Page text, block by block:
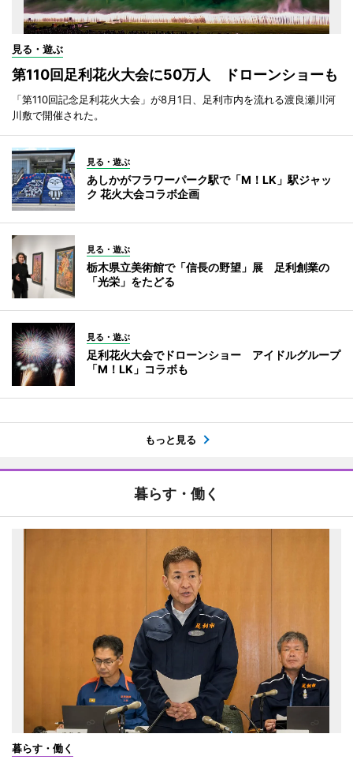
見る・遊ぶ
第110回足利花火大会に50万人 ドローンショーも
「第110回記念足利花火大会」が8月1日、足利市内を流れる渡良瀬川河
川敷で開催された。
見る・遊ぶ
あしかがフラワーパーク駅で「M！LK」駅ジャッ
ク 花火大会コラボ企画
見る・遊ぶ
栃木県立美術館で「信長の野望」展 足利創業の
「光栄」をたどる
見る・遊ぶ
足利花火大会でドローンショー アイドルグループ
「M！LK」コラボも
もっと見る
暮らす・働く
暮らす・働く